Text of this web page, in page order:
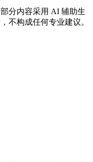
分内容采用 AI 辅助生
不构成任何专业建议。